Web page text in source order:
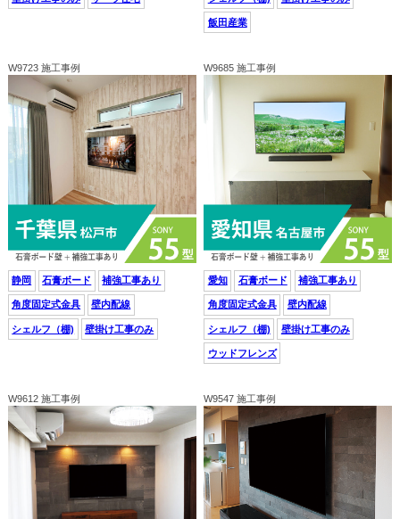
飯田産業
W9723 施工事例
静岡 石膏ボード 補強工事あり
角度固定式金具 壁内配線
シェルフ（棚) 壁掛け工事のみ
W9685 施工事例
愛知 石膏ボード 補強工事あり
角度固定式金具 壁内配線
シェルフ（棚) 壁掛け工事のみ
ウッドフレンズ
W9612 施工事例 W9547 施工事例